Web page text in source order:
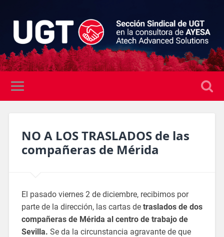
NO A LOS TRASLADOS de las
compañeras de Mérida
El pasado viernes 2 de diciembre, recibimos por
parte de la dirección, las cartas de traslados de dos
compañeras de Mérida al centro de trabajo de
Sevilla. Se da la circunstancia agravante de que